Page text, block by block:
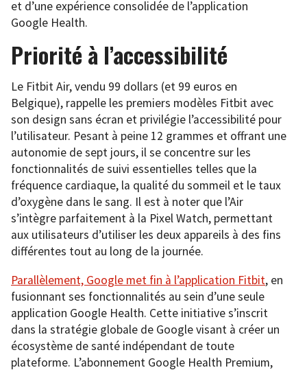
et d’une expérience consolidée de l’application
Google Health.
Priorité à l’accessibilité
Le Fitbit Air, vendu 99 dollars (et 99 euros en
Belgique), rappelle les premiers modèles Fitbit avec
son design sans écran et privilégie l’accessibilité pour
l’utilisateur. Pesant à peine 12 grammes et offrant une
autonomie de sept jours, il se concentre sur les
fonctionnalités de suivi essentielles telles que la
fréquence cardiaque, la qualité du sommeil et le taux
d’oxygène dans le sang. Il est à noter que l’Air
s’intègre parfaitement à la Pixel Watch, permettant
aux utilisateurs d’utiliser les deux appareils à des fins
différentes tout au long de la journée.
Parallèlement, Google met fin à l’application Fitbit, en
fusionnant ses fonctionnalités au sein d’une seule
application Google Health. Cette initiative s’inscrit
dans la stratégie globale de Google visant à créer un
écosystème de santé indépendant de toute
plateforme. L’abonnement Google Health Premium,